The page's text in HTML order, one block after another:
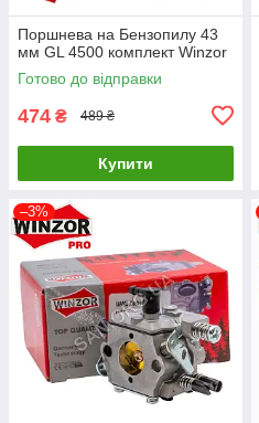
Поршнева на Бензопилу 43
мм GL 4500 комплект Winzor
Готово до відправки
474 ₴ 489 ₴
Купити
–3%